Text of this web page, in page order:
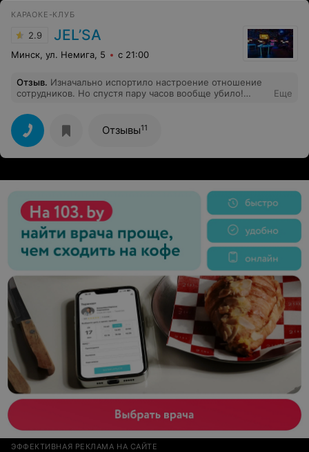
КАРАОКЕ-КЛУБ
2.9 JEL’SA
Минск, ул. Немига, 5 с 21:00
Отзыв. Изначально испортило настроение отношение
сотрудников. Но спустя пару часов вообще убило!
друзья. Это было оч не приятно. Понимаем что оч
много шампанского. Но все же.мы отдыхаем. Она на
работе. Просто убили наш вечер. Зря потраченные
средства и время.
Еще
Отзывы11
ЭФФЕКТИВНАЯ РЕКЛАМА НА САЙТЕ